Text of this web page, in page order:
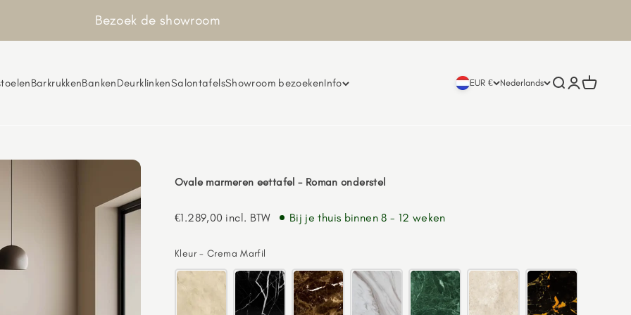
Bezoek de showroom
BarkrukkenBankenDeurklinkenSalontafelsShowroom bezoekenInfo EUR € Nederlands Zoeken openen
Ovale marmeren eettafel - Roman onderstel
Aanbiedingsprijs
€1.289,00 incl. BTW Bij je thuis binnen 8 - 12 weken
Kleur - Crema Marfil